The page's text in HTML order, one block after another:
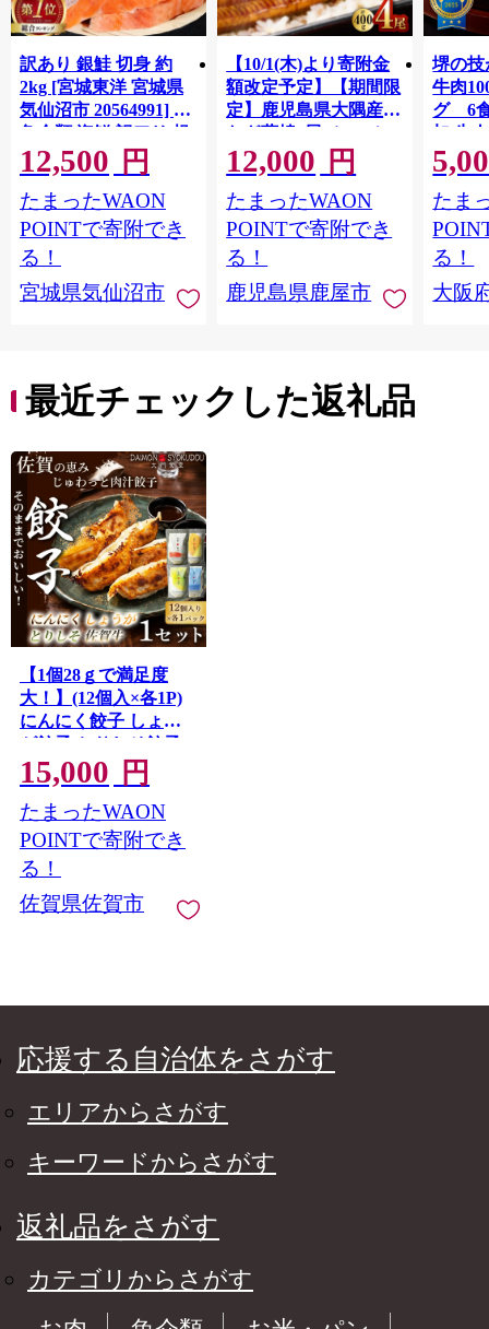
訳あり 銀鮭 切身 約
2kg [宮城東洋 宮城県
気仙沼市 20564991] 鮭
魚介類 海鮮 訳アリ 規
格外 不揃い さけ サケ
鮭切身 シャケ 切り身
冷凍 家庭用 おかず 弁
当 支援 サーモン 銀鮭
切り身 魚 わけあり
12,500 円
たまったWAON
POINTで寄附でき
る！
宮城県気仙沼市
【10/1(木)より寄附金
額改定予定】【期間限
定】鹿児島県大隅産う
なぎ蒲焼4尾（400g）
12,000 円
たまったWAON
POINTで寄附でき
る！
鹿児島県鹿屋市
堺の技
牛肉
グ 6
加 牛
ット 6
メ 温
菜 簡
すめ
取り
料 ふ
堺市】
たま
る！
大阪
最近チェックした返礼品
【1個28ｇで満足度
大！】(12個入×各1P)
にんにく餃子 しょう
が餃子 とりしそ餃子
佐賀牛餃子 1セット 餃
子 ぎょうざ にんにく
しょうが とりしそ 佐
賀牛 大粒 食べ応え 焼
き餃子 蒸し餃子 揚げ
餃子 冷凍餃子 おかず
手土産 ギフト 贈答用
15,000 円
たまったWAON
POINTで寄附でき
る！
佐賀県佐賀市
応援する自治体をさがす
エリアからさがす
キーワードからさがす
返礼品をさがす
カテゴリからさがす